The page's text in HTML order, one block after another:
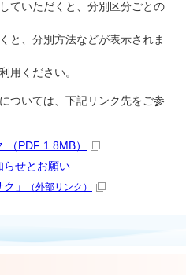
ていただくと、分別区分ごとの
と、分別方法などが表示されま
用ください。
ついては、下記リンク先をご参
（PDF 1.8MB）
らせとお願い
」
（外部リンク）